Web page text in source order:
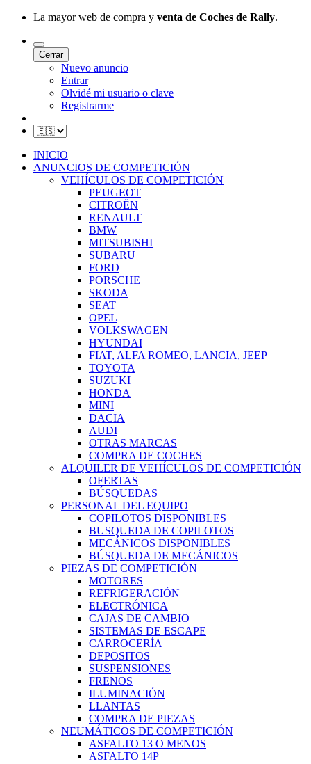
La mayor web de compra y venta de Coches de Rally.
Cerrar
Nuevo anuncio
Entrar
Olvidé mi usuario o clave
Registrarme
INICIO
ANUNCIOS DE COMPETICIÓN
VEHÍCULOS DE COMPETICIÓN
PEUGEOT
CITROËN
RENAULT
BMW
MITSUBISHI
SUBARU
FORD
PORSCHE
SKODA
SEAT
OPEL
VOLKSWAGEN
HYUNDAI
FIAT, ALFA ROMEO, LANCIA, JEEP
TOYOTA
SUZUKI
HONDA
MINI
DACIA
AUDI
OTRAS MARCAS
COMPRA DE COCHES
ALQUILER DE VEHÍCULOS DE COMPETICIÓN
OFERTAS
BÚSQUEDAS
PERSONAL DEL EQUIPO
COPILOTOS DISPONIBLES
BUSQUEDA DE COPILOTOS
MECÁNICOS DISPONIBLES
BÚSQUEDA DE MECÁNICOS
PIEZAS DE COMPETICIÓN
MOTORES
REFRIGERACIÓN
ELECTRÓNICA
CAJAS DE CAMBIO
SISTEMAS DE ESCAPE
CARROCERÍA
DEPOSITOS
SUSPENSIONES
FRENOS
ILUMINACIÓN
LLANTAS
COMPRA DE PIEZAS
NEUMÁTICOS DE COMPETICIÓN
ASFALTO 13 O MENOS
ASFALTO 14P